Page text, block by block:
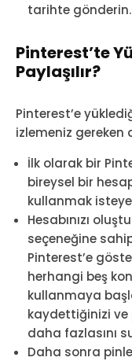
tarihte gönderin.
Pinterest’te
Paylaşılır?
Pinterest’e
izlemeniz gereken
İlk olarak bir
bireysel bir
kullanmak
Hesabınızı
seçeneğine
Pinterest’e
herhangi beş
kullanmaya
kaydettiğinizi ve
daha fazlasını
Daha sonra